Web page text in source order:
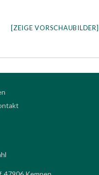
[ZEIGE VORSCHAUBILDER]